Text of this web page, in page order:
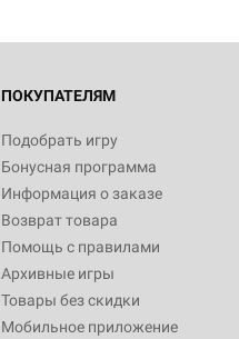
ПОКУПАТЕЛЯМ
Подобрать игру
Бонусная программа
Информация о заказе
Возврат товара
Помощь с правилами
Архивные игры
Товары без скидки
Мобильное приложение